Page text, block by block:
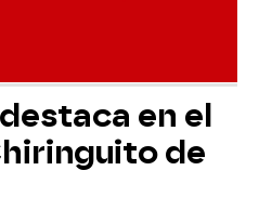
en el
de